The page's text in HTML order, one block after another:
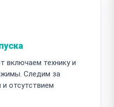
включаем технику и
Следим за
отсутствием